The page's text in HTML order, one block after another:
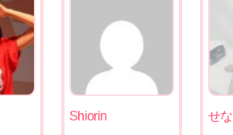
Shiorin せ